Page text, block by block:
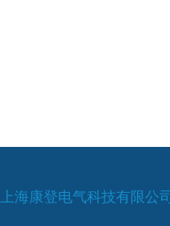
上海康登电气科技有限公司